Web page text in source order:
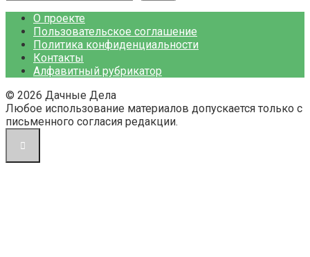
О проекте
Пользовательское соглашение
Политика конфиденциальности
Контакты
Алфавитный рубрикатор
© 2026 Дачные Дела
Любое использование материалов допускается только с
письменного согласия редакции.